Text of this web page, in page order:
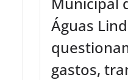
Águas
gastos,